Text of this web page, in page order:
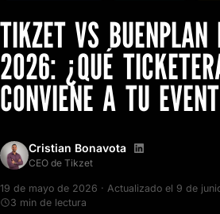
Soy nuevo
Ya tengo cuenta
TIKZET VS BUENPLAN
2026: ¿QUÉ
CONVIENE A TU
Cristian Bonavota
CEO de Tikzet
19 de mayo de 2026 · Actualizado el 9 de
3 min de lectura